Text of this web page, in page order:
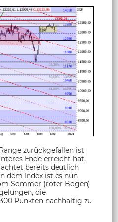
zurückgefallen ist
Ende erreicht hat,
bereits deutlich
dem Index ist es nun
Sommer (roter Bogen)
die
Punkten nachhaltig zu